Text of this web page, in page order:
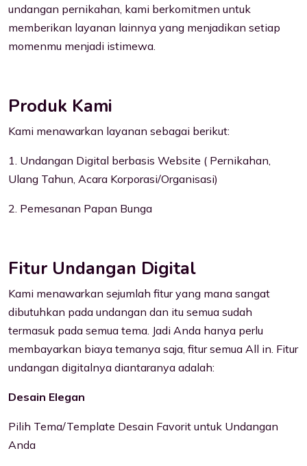
undangan pernikahan, kami berkomitmen untuk
memberikan layanan lainnya yang menjadikan setiap
momenmu menjadi istimewa.
Produk Kami
Kami menawarkan layanan sebagai berikut:
1. Undangan Digital berbasis Website ( Pernikahan,
Ulang Tahun, Acara Korporasi/Organisasi)
2. Pemesanan Papan Bunga
Fitur Undangan Digital
Kami menawarkan sejumlah fitur yang mana sangat
dibutuhkan pada undangan dan itu semua sudah
termasuk pada semua tema. Jadi Anda hanya perlu
membayarkan biaya temanya saja, fitur semua All in. Fitur
undangan digitalnya diantaranya adalah:
Desain Elegan
Pilih Tema/Template Desain Favorit untuk Undangan
Anda